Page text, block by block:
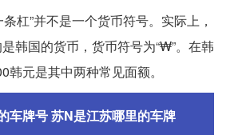
杠”并不是一个货币符号。实际上，
韩国的货币，货币符号为“₩”。在韩
元是其中两种常见面额。
车牌号 苏N是江苏哪里的车牌